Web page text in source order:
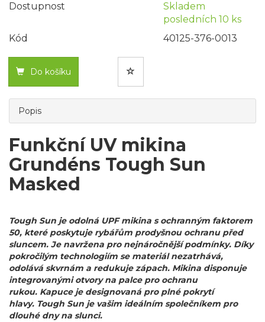
Dostupnost
Skladem
posledních 10 ks
Kód
40125-376-0013
Do košíku
Popis
Funkční UV mikina
Grundéns Tough Sun
Masked
Tough Sun je odolná UPF mikina s ochranným faktorem
50, které poskytuje rybářům prodyšnou ochranu před
sluncem. Je navržena pro nejnáročnější podmínky. Díky
pokročilým technologiím se materiál nezatrhává,
odolává skvrnám a redukuje zápach. Mikina disponuje
integrovanými otvory na palce pro ochranu
rukou. Kapuce je designovaná pro plné pokrytí
hlavy. Tough Sun je vašim ideálním společníkem pro
dlouhé dny na slunci.